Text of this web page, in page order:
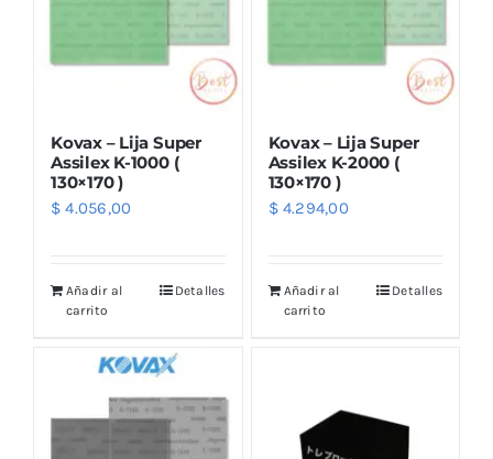
Kovax – Lija Super
Assilex K-1000 (
130×170 )
$ 4.056,00
Añadir al
carrito
Detalles
Kovax – Lija Super
Assilex K-2000 (
130×170 )
$4.294,00
Añadir al
carrito
Detalles